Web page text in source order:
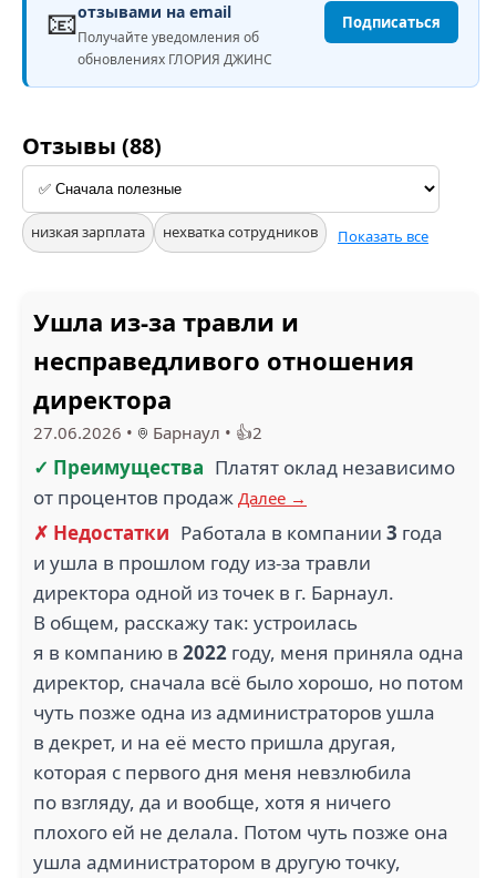
📧отзывами на email
Получайте уведомления об
обновлениях ГЛОРИЯ ДЖИНС
Подписаться
Отзывы (88)
низкая зарплата нехватка сотрудников Показать все
Ушла из-за травли и
несправедливого отношения
директора
27.06.2026 • Барнаул • 👍2
✓ Преимущества Платят оклад независимо
от процентов продаж Далее →
✗ Недостатки Работала в компании 3 года
и ушла в прошлом году из-за травли
директора одной из точек в г. Барнаул.
В общем, расскажу так: устроилась
я в компанию в 2022 году, меня приняла одна
директор, сначала всё было хорошо, но потом
чуть позже одна из администраторов ушла
в декрет, и на её место пришла другая,
которая с первого дня меня невзлюбила
по взгляду, да и вообще, хотя я ничего
плохого ей не делала. Потом чуть позже она
ушла администратором в другую точку,